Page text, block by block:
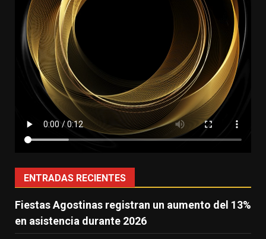
ENTRADAS RECIENTES
Fiestas Agostinas registran un aumento del 13%
en asistencia durante 2026